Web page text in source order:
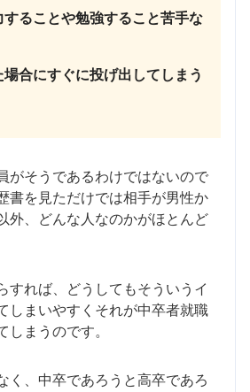
することや勉強すること苦手な
場合にすぐに投げ出してしまう
がそうであるわけではないので
書を見ただけでは相手が男性か
外、どんな人なのかがほとんど
すれば、どうしてもそういうイ
しまいやすくそれが中卒者就職
しまうのです。
く、中卒であろうと高卒であろ